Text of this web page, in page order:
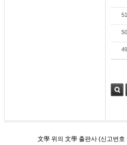
51
50
49
文學 위의 文學 출판사 (신고번